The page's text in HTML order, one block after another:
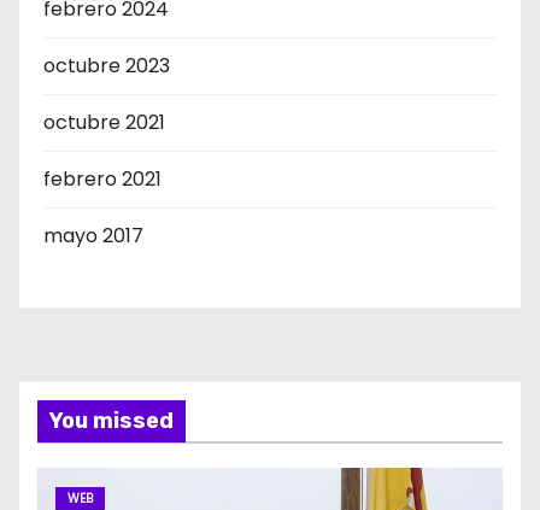
febrero 2024
octubre 2023
octubre 2021
febrero 2021
mayo 2017
You missed
WEB